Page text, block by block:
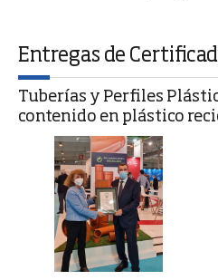
Entregas de
Tuberías y Perfiles
contenido en plástico